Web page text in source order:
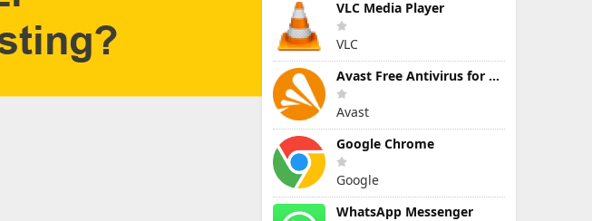
VLC Media Player
VLC
Avast Free Antivirus for Windows
Avast
Google Chrome
Google
WhatsApp Messenger